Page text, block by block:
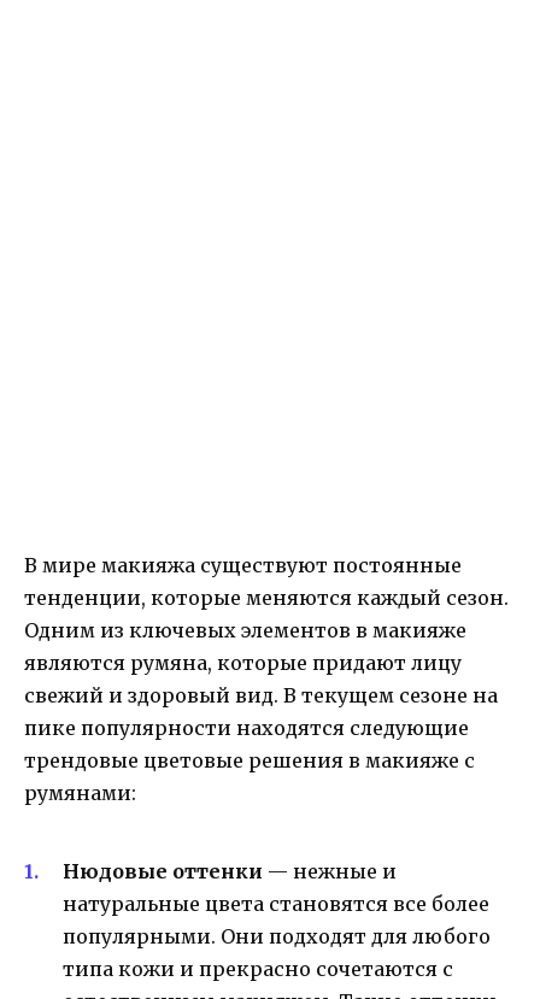
В мире макияжа существуют постоянные
тенденции, которые меняются каждый сезон.
Одним из ключевых элементов в макияже
являются румяна, которые придают лицу
свежий и здоровый вид. В текущем сезоне на
пике популярности находятся следующие
трендовые цветовые решения в макияже с
румянами:
Нюдовые оттенки — нежные и
натуральные цвета становятся все более
популярными. Они подходят для любого
типа кожи и прекрасно сочетаются с